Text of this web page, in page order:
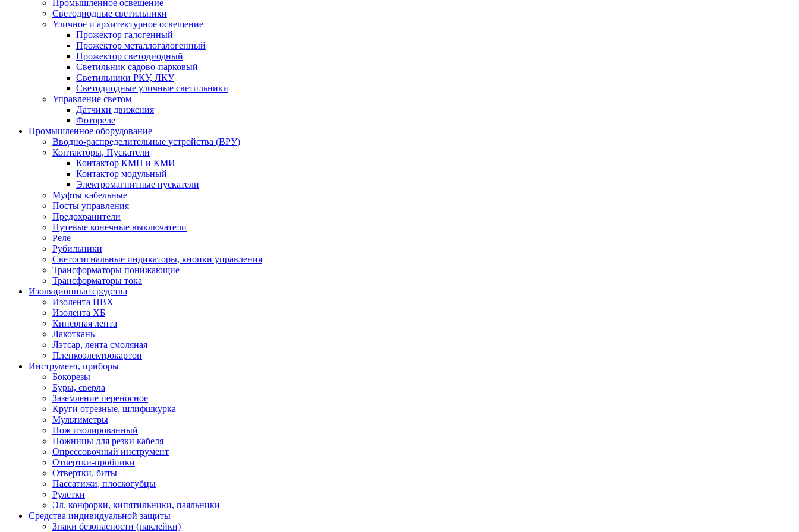
Промышленное освещение
Светодиодные светильники
Уличное и архитектурное освещение
Прожектор галогенный
Прожектор металлогалогенный
Прожектор светодиодный
Светильник садово-парковый
Светильники РКУ, ЛКУ
Светодиодные уличные светильники
Управление светом
Датчики движения
Фотореле
Промышленное оборудование
Вводно-распределительные устройства (ВРУ)
Контакторы, Пускатели
Контактор КМН и КМИ
Контактор модульный
Электромагнитные пускатели
Муфты кабельные
Посты управления
Предохранители
Путевые конечные выключатели
Реле
Рубильники
Светосигнальные индикаторы, кнопки управления
Трансформаторы понижающие
Трансформаторы тока
Изоляционные средства
Изолента ПВХ
Изолента ХБ
Киперная лента
Лакоткань
Лэтсар, лента смоляная
Пленкоэлектрокартон
Инструмент, приборы
Бокорезы
Буры, сверла
Заземление переносное
Круги отрезные, шлифшкурка
Мультиметры
Нож изолированный
Ножницы для резки кабеля
Опрессовочный инструмент
Отвертки-пробники
Отвертки, биты
Пассатижи, плоскогубцы
Рулетки
Эл. конфорки, кипятильники, паяльники
Средства индивидуальной защиты
Знаки безопасности (наклейки)